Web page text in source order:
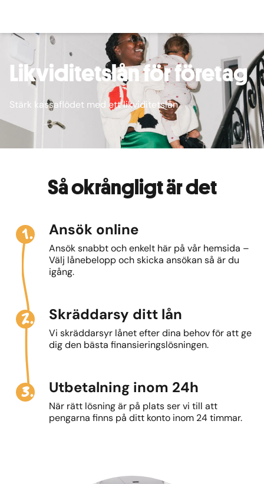
Likviditetslån för företag
Stärk kassaflödet med ett likviditetslån
Så okrångligt är det
1. Ansök online
Ansök snabbt och enkelt här på vår hemsida –
Välj lånebelopp och skicka ansökan så är du
igång.
2. Skräddarsy ditt lån
Vi skräddarsyr lånet efter dina behov för att ge
dig den bästa finansieringslösningen.
3. Utbetalning inom 24h
När rätt lösning är på plats ser vi till att
pengarna finns på ditt konto inom 24 timmar.